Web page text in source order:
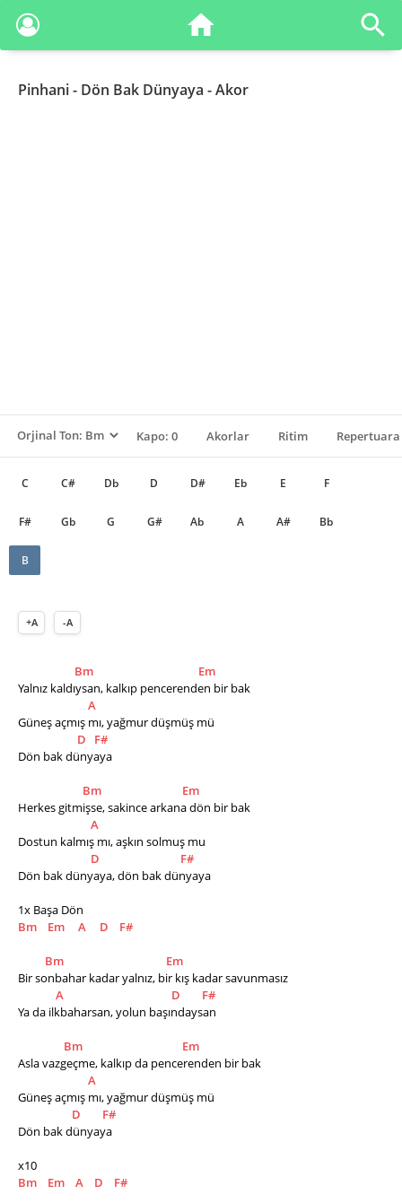
Pinhani- Dön Bak Dünyaya - Akor
Kapo: 0 Akorlar Ritim Repertuara
C C# Db D D# Eb E F
F# Gb G G# Ab A A# Bb
B
+A -A
Bm
Em
Yalnız kaldıysan, kalkıp pencerenden bir bak
A
Güneş açmış mı, yağmur düşmüş mü
D
F#
Dön bak dünyaya
Bm
Em
Herkes gitmişse, sakince arkana dön bir bak
A
Dostun kalmış mı, aşkın solmuş mu
D
F#
Dön bak dünyaya, dön bak dünyaya
1x Başa Dön
Bm
Em A D F#
Bm
Em
Bir sonbahar kadar yalnız, bir kış kadar savunmasız
A
D
F#
Ya da ilkbaharsan, yolun başındaysan
Bm
Em
Asla vazgeçme, kalkıp da pencerenden bir bak
A
Güneş açmış mı, yağmur düşmüş mü
D
F#
Dön bak dünyaya
x10
Bm
Em A D F#